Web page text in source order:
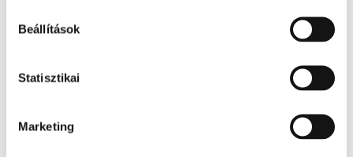
Beállítások
Statisztikai
Marketing
Fog és szájápolás